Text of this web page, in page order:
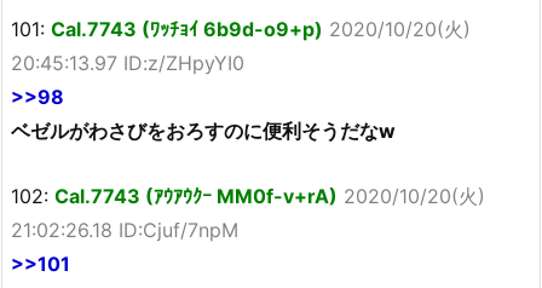
101: Cal.7743 (ﾜｯﾁｮｲ 6b9d-o9+p) 2020/10/20(火)
20:45:13.97 ID:z/ZHpyYI0
>>98
ベゼルがわさびをおろすのに便利そうだなw
102: Cal.7743 (ｱｳｱｳｸｰ MM0f-v+rA) 2020/10/20(火)
21:02:26.18 ID:Cjuf/7npM
>>101